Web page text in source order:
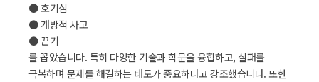
● 호기심
● 개방적 사고
● 끈기
를 꼽았습니다. 특히 다양한 기술과 학문을 융합하고, 실패를
극복하며 문제를 해결하는 태도가 중요하다고 강조했습니다. 또한